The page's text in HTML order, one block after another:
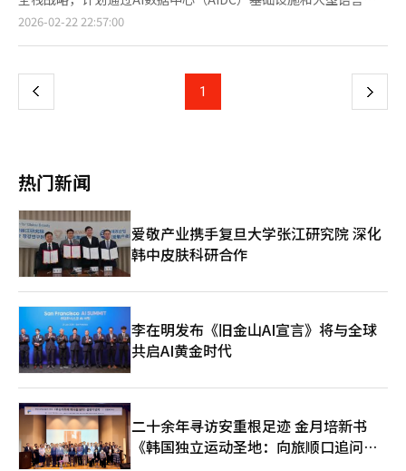
市场设立据点，提升Solar的全球版本。通过与现代汽车、起亚等
战略投资者的合作，扩大AI在自动驾驶和信息娱乐系统等领域的应
用。公司计划在下半年进行C轮第二次融资，并在今年下半年或明
兽地位提升的企业价值预计将在公开市场上产生积极影响。
Upstage的独角兽地位象征着韩国生成型AI产业进入成熟期。随着
技术型初创企业结合大规模资本和数据，与现有平台竞争，韩国AI
包”。这些策略旨在整合本地语言和文化理解的基础模型和经过验
证的服务。SK电信计划在韩国全国建立1GW以上规模的超大型AI
DC，成为亚洲最大的AI枢纽。通过与OpenAI合作，在西南地区建
力不仅在于技术，还在于如何设计和连接基础设施。我们将与全球
通信公司一起构建可信赖的AI基础设施和服务生态系统。”◆KT
超连接、超低延迟、量子安全、AI原生、自主网络等核心技术。
（NTN），在城市和灾难情况下实现稳定连接。通过网络切片和光
子网络技术结合，实现从终端到数据中心的超低延迟环境。KT认
为6G时代的竞争将是技术元素结合的“综合架构竞争”。KT通过
企业AI操作系统“Agentic Fabric”解决企业AX转型的障碍。该系
统设计为五层结构，涵盖经验、智能、语境、执行和治理，确保AI
代理完成任务。KT展示了AI在司法和教育领域的应用实例。KT网
络研究所所长李钟植表示，“KT提出的6G是网络和AI结合的智能
基础设施。我们将推动客户体验创新和通信公司的持续增
长。”◆LG Uplus以人本AI推动客户体验创新LG Uplus在MWC26
上展示了其“人本AI”愿景，重点介绍了以人为中心的AI技术和未
来服务。展览的核心是语音驱动的AI代理“Ixio Pro”。该服务通
过视频演示展示了AI如何理解客户的意图和语境，主动提出建议。
LG Uplus强调“安全”是AI服务的首要价值。其“AlphaKey综合
账户管理解决方案”通过AI学习用户行为模式，实时检测异常访
问。LG Uplus还展示了“量子抗性加密（PQC）光传输设备”和
型（LLM）服务，挑战全球科技巨头。SK电信宣布将在3月2日于
无限可能的SKT AI”。此次展览是郑在宪CEO上任后加速AI转型的
山建立的国内最大AIDC和高性能GPU集群“海印”的经验，进军
全球市场。SK电信提供的解决方案包括AI DC基础设施管理器和K-
本效益的需求。◆ '独立AI模型' 2阶段 'A.X K1'，全球LLM竞争SK
电信展示了进入政府“独立AI基础模型”项目第二阶段的“A.X
K1”。该模型拥有5190亿参数，擅长韩语、英语及通信数据。与
OpenAI和谷歌的通用模型不同，A.X K1专为通信公司设计。在物
理AI领域，SK电信展示了数字孪生、机器人训练平台和视觉解决方
案“SynapseGo”，展示AI在制造和物流等实物产业的应用。业
内分析认为，MWC将加强SK电信主导的全球电信AI联盟（GTAA）
的凝聚力，并扩大其影响力。SK电信与德国电信、新加坡电信和
软银合作，通过此次展览向合作伙伴展示其AI全栈解决方案。SK电
信的AI-RAN技术和6G网络发展方向展示了其在通信和AI结合领域
的技术领导力。郑在宪CEO将在现场与全球通信公司和科技巨头高
管会面，推动AI销售。他表示：“此次MWC是展示SKT如何将通信
基础的AI技术转化为实际业务的平台，我们将通过全栈竞争力提升
罗那发出的“K-AI”信号如何影响全球AI市场。※ 本报道经人工智
能（AI）系统翻译与编辑。
2026-02-22 22:57:00
上
页
1 下
热门新闻
爱敬产业携手复旦大学张江研究院 深化
韩中皮肤科研合作
李在明发布《旧金山AI宣言》将与全球
共启AI黄金时代
二十余年寻访安重根足迹 金月培新书
《韩国独立运动圣地：向旅顺口追问历